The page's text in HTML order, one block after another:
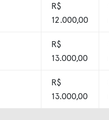
R$
12.000,00
R$
13.000,00
R$
13.000,00